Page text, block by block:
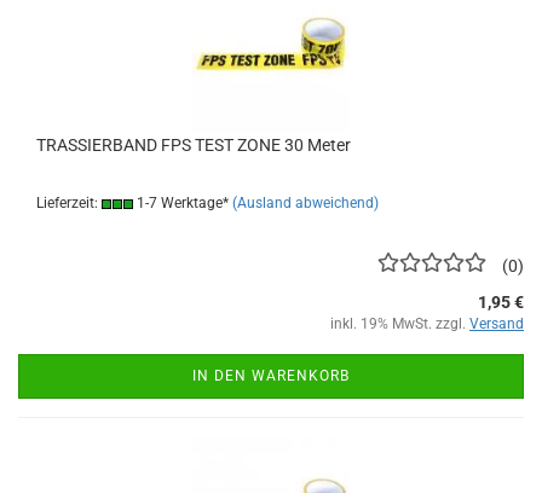
TRASSIERBAND FPS TEST ZONE 30 Meter
Lieferzeit: 1-7 Werktage* (Ausland abweichend)
0
1,95 €
inkl. 19% MwSt. zzgl. Versand
IN DEN WARENKORB